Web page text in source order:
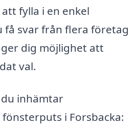
fylla i en enkel
få svar från flera företag
dig möjlighet att
val.
inhämtar
i Forsbacka: